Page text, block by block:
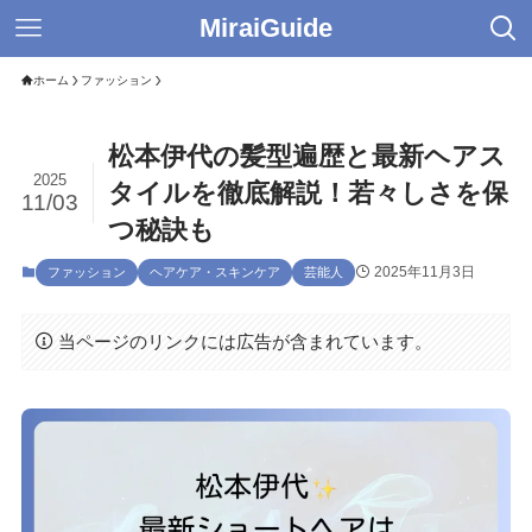
MiraiGuide
ホーム ファッション
松本伊代の髪型遍歴と最新ヘアス
タイルを徹底解説！若々しさを保
つ秘訣も
2025
11/03
ファッション ヘアケア・スキンケア 芸能人 2025年11月3日
当ページのリンクには広告が含まれています。